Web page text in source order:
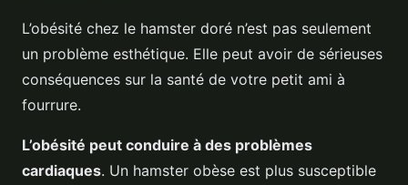
L’obésité chez le hamster doré n’est pas seulement
un problème esthétique. Elle peut avoir de sérieuses
conséquences sur la santé de votre petit ami à
fourrure.
L’obésité peut conduire à des problèmes
cardiaques. Un hamster obèse est plus susceptible